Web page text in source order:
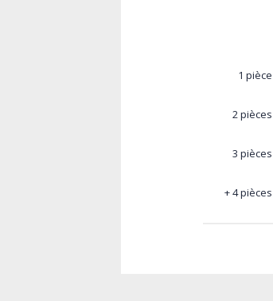
1 pièce
2 pièces
3 pièces
+ 4 pièces